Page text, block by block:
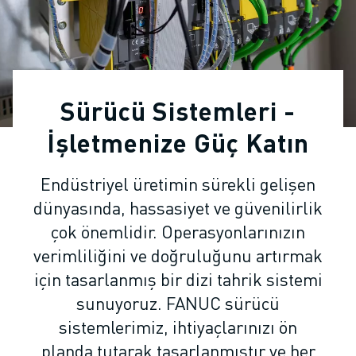
ENDÜSTRIYEL ROBOTLAR
İŞBIRLIKÇI ROBOTLAR
ROBOT YELPAZESI
ROBOT KONTROLÖRLERI
ROBOT AKSESUARLARI
ROBOT YAZILIMI
SIMÜLASYON YAZILIMI
EĞITIM AMAÇLI ROBOTIK ÜRÜNLERI
ROBOT OTOMASYONU
ARK KAYNAK ROBOTLARI
EKLEMLI ROBOTLAR
ARC MATE SERISI
M-900 SERISI
DELTA ROBOTLAR
GIDA VE TEMIZ ODA ROBOTLARI
BOYA ROBOTLARI
Sürücü Sistemleri -
İşletmenize Güç Katın
Endüstriyel üretimin sürekli gelişen
dünyasında, hassasiyet ve güvenilirlik
çok önemlidir. Operasyonlarınızın
verimliliğini ve doğruluğunu artırmak
için tasarlanmış bir dizi tahrik sistemi
sunuyoruz. FANUC sürücü
sistemlerimiz, ihtiyaçlarınızı ön
planda tutarak tasarlanmıştır ve her